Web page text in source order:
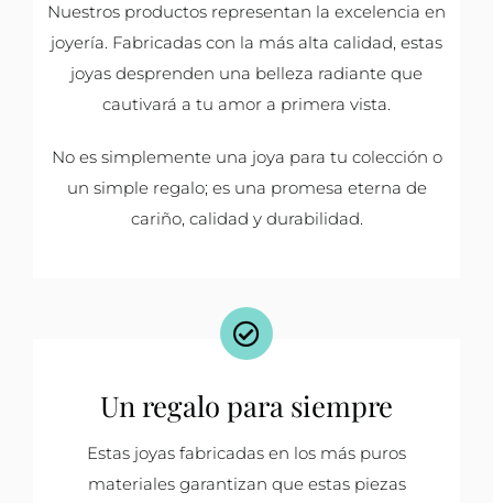
Nuestros productos representan la excelencia en
joyería. Fabricadas con la más alta calidad, estas
joyas desprenden una belleza radiante que
cautivará a tu amor a primera vista.
No es simplemente una joya para tu colección o
un simple regalo; es una promesa eterna de
cariño, calidad y durabilidad.
Un regalo para siempre
Estas joyas fabricadas en los más puros
materiales garantizan que estas piezas